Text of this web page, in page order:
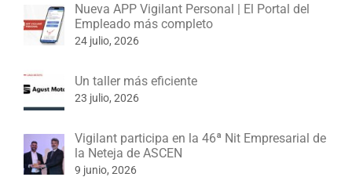
Nueva APP Vigilant Personal | El Portal del
Empleado más completo
24 julio, 2026
Un taller más eficiente
23 julio, 2026
Vigilant participa en la 46ª Nit Empresarial de
la Neteja de ASCEN
9 junio, 2026